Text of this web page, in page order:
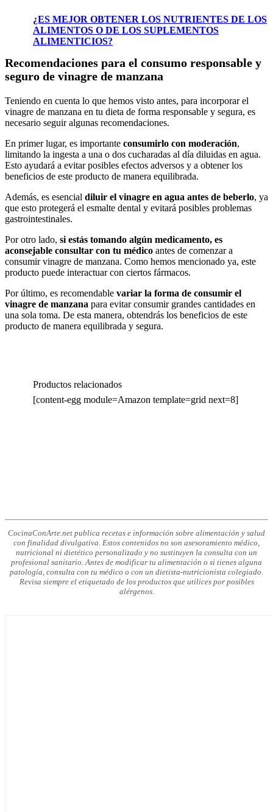
¿ES MEJOR OBTENER LOS NUTRIENTES DE LOS
ALIMENTOS O DE LOS SUPLEMENTOS
ALIMENTICIOS?
Recomendaciones para el consumo responsable y
seguro de vinagre de manzana
Teniendo en cuenta lo que hemos visto antes, para incorporar el
vinagre de manzana en tu dieta de forma responsable y segura, es
necesario seguir algunas recomendaciones.
En primer lugar, es importante consumirlo con moderación,
limitando la ingesta a una o dos cucharadas al día diluidas en agua.
Esto ayudará a evitar posibles efectos adversos y a obtener los
beneficios de este producto de manera equilibrada.
Además, es esencial diluir el vinagre en agua antes de beberlo, ya
que esto protegerá el esmalte dental y evitará posibles problemas
gastrointestinales.
Por otro lado, si estás tomando algún medicamento, es
aconsejable consultar con tu médico antes de comenzar a
consumir vinagre de manzana. Como hemos mencionado ya, este
producto puede interactuar con ciertos fármacos.
Por último, es recomendable variar la forma de consumir el
vinagre de manzana para evitar consumir grandes cantidades en
una sola toma. De esta manera, obtendrás los beneficios de este
producto de manera equilibrada y segura.
Productos relacionados
[content-egg module=Amazon template=grid next=8]
CocinaConArte.net publica recetas e información sobre alimentación y salud
con finalidad divulgativa. Estos contenidos no son asesoramiento médico,
nutricional ni dietético personalizado y no sustituyen la consulta con un
profesional sanitario. Antes de modificar tu alimentación o si tienes alguna
patología, consulta con tu médico o con un dietista-nutricionista colegiado.
Revisa siempre el etiquetado de los productos que utilices por posibles
alérgenos.